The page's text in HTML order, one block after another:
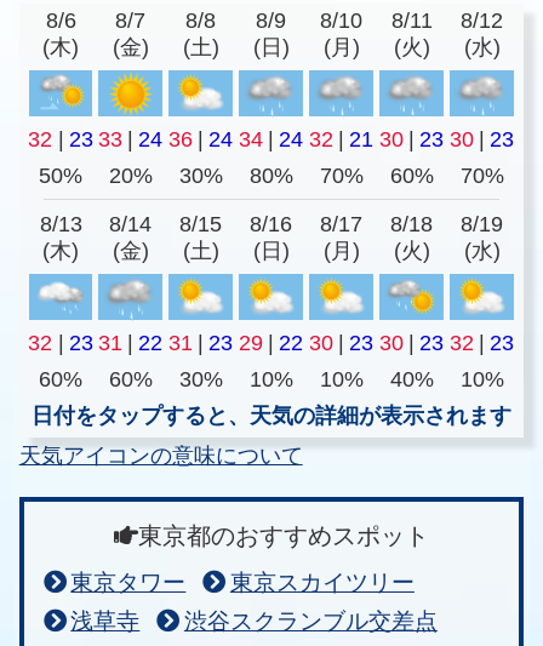
8/6
(木)
8/7
(金)
8/8
(土)
8/9
(日)
8/10
(月)
8/11
(火)
8/12
(水)
32 | 23 33 | 24 36 | 24 34 | 24 32 | 21 30 | 23 30 | 23
50%
20% 30% 80% 70% 60% 70%
8/13
(木)
8/14
(金)
8/15
(土)
8/16
(日)
8/17
(月)
8/18
(火)
8/19
(水)
32 | 23 31 | 22 31 | 23 29 | 22 30 | 23 30 | 23 32 | 23
60%
60% 30% 10% 10% 40%
10%
日付をタップすると、天気の詳細が表示されます
天気アイコンの意味について
東京都のおすすめスポット
東京タワー
東京スカイツリー
浅草寺
渋谷スクランブル交差点